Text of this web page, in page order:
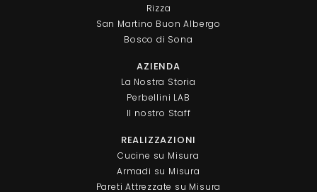
Rizza
San Martino Buon Albergo
Bosco di Sona
AZIENDA
La Nostra Storia
Perbellini LAB
Il nostro Staff
REALIZZAZIONI
Cucine su Misura
Armadi su Misura
Pareti Attrezzate su Misura